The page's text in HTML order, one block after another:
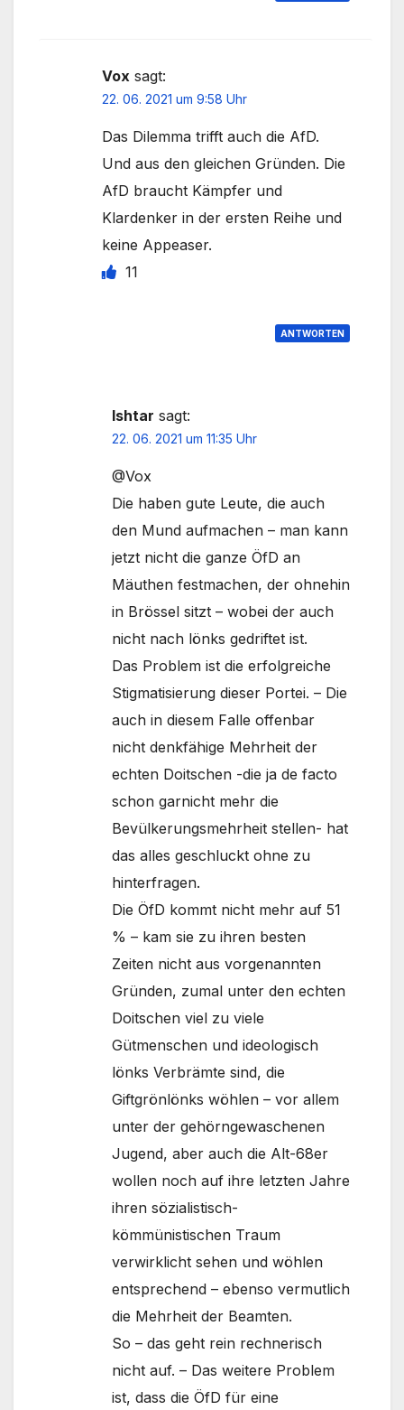
Vox sagt:
22. 06. 2021 um 9:58 Uhr
Das Dilemma trifft auch die AfD.
Und aus den gleichen Gründen. Die
AfD braucht Kämpfer und
Klardenker in der ersten Reihe und
keine Appeaser.
11
ANTWORTEN
Ishtar sagt:
22. 06. 2021 um 11:35 Uhr
@Vox
Die haben gute Leute, die auch
den Mund aufmachen – man kann
jetzt nicht die ganze ÖfD an
Mäuthen festmachen, der ohnehin
in Brössel sitzt – wobei der auch
nicht nach lönks gedriftet ist.
Das Problem ist die erfolgreiche
Stigmatisierung dieser Portei. – Die
auch in diesem Falle offenbar
nicht denkfähige Mehrheit der
echten Doitschen -die ja de facto
schon garnicht mehr die
Bevülkerungsmehrheit stellen- hat
das alles geschluckt ohne zu
hinterfragen.
Die ÖfD kommt nicht mehr auf 51
% – kam sie zu ihren besten
Zeiten nicht aus vorgenannten
Gründen, zumal unter den echten
Doitschen viel zu viele
Gütmenschen und ideologisch
lönks Verbrämte sind, die
Giftgrönlönks wöhlen – vor allem
unter der gehörngewaschenen
Jugend, aber auch die Alt-68er
wollen noch auf ihre letzten Jahre
ihren sözialistisch-
kömmünistischen Traum
verwirklicht sehen und wöhlen
entsprechend – ebenso vermutlich
die Mehrheit der Beamten.
So – das geht rein rechnerisch
nicht auf. – Das weitere Problem
ist, dass die ÖfD für eine